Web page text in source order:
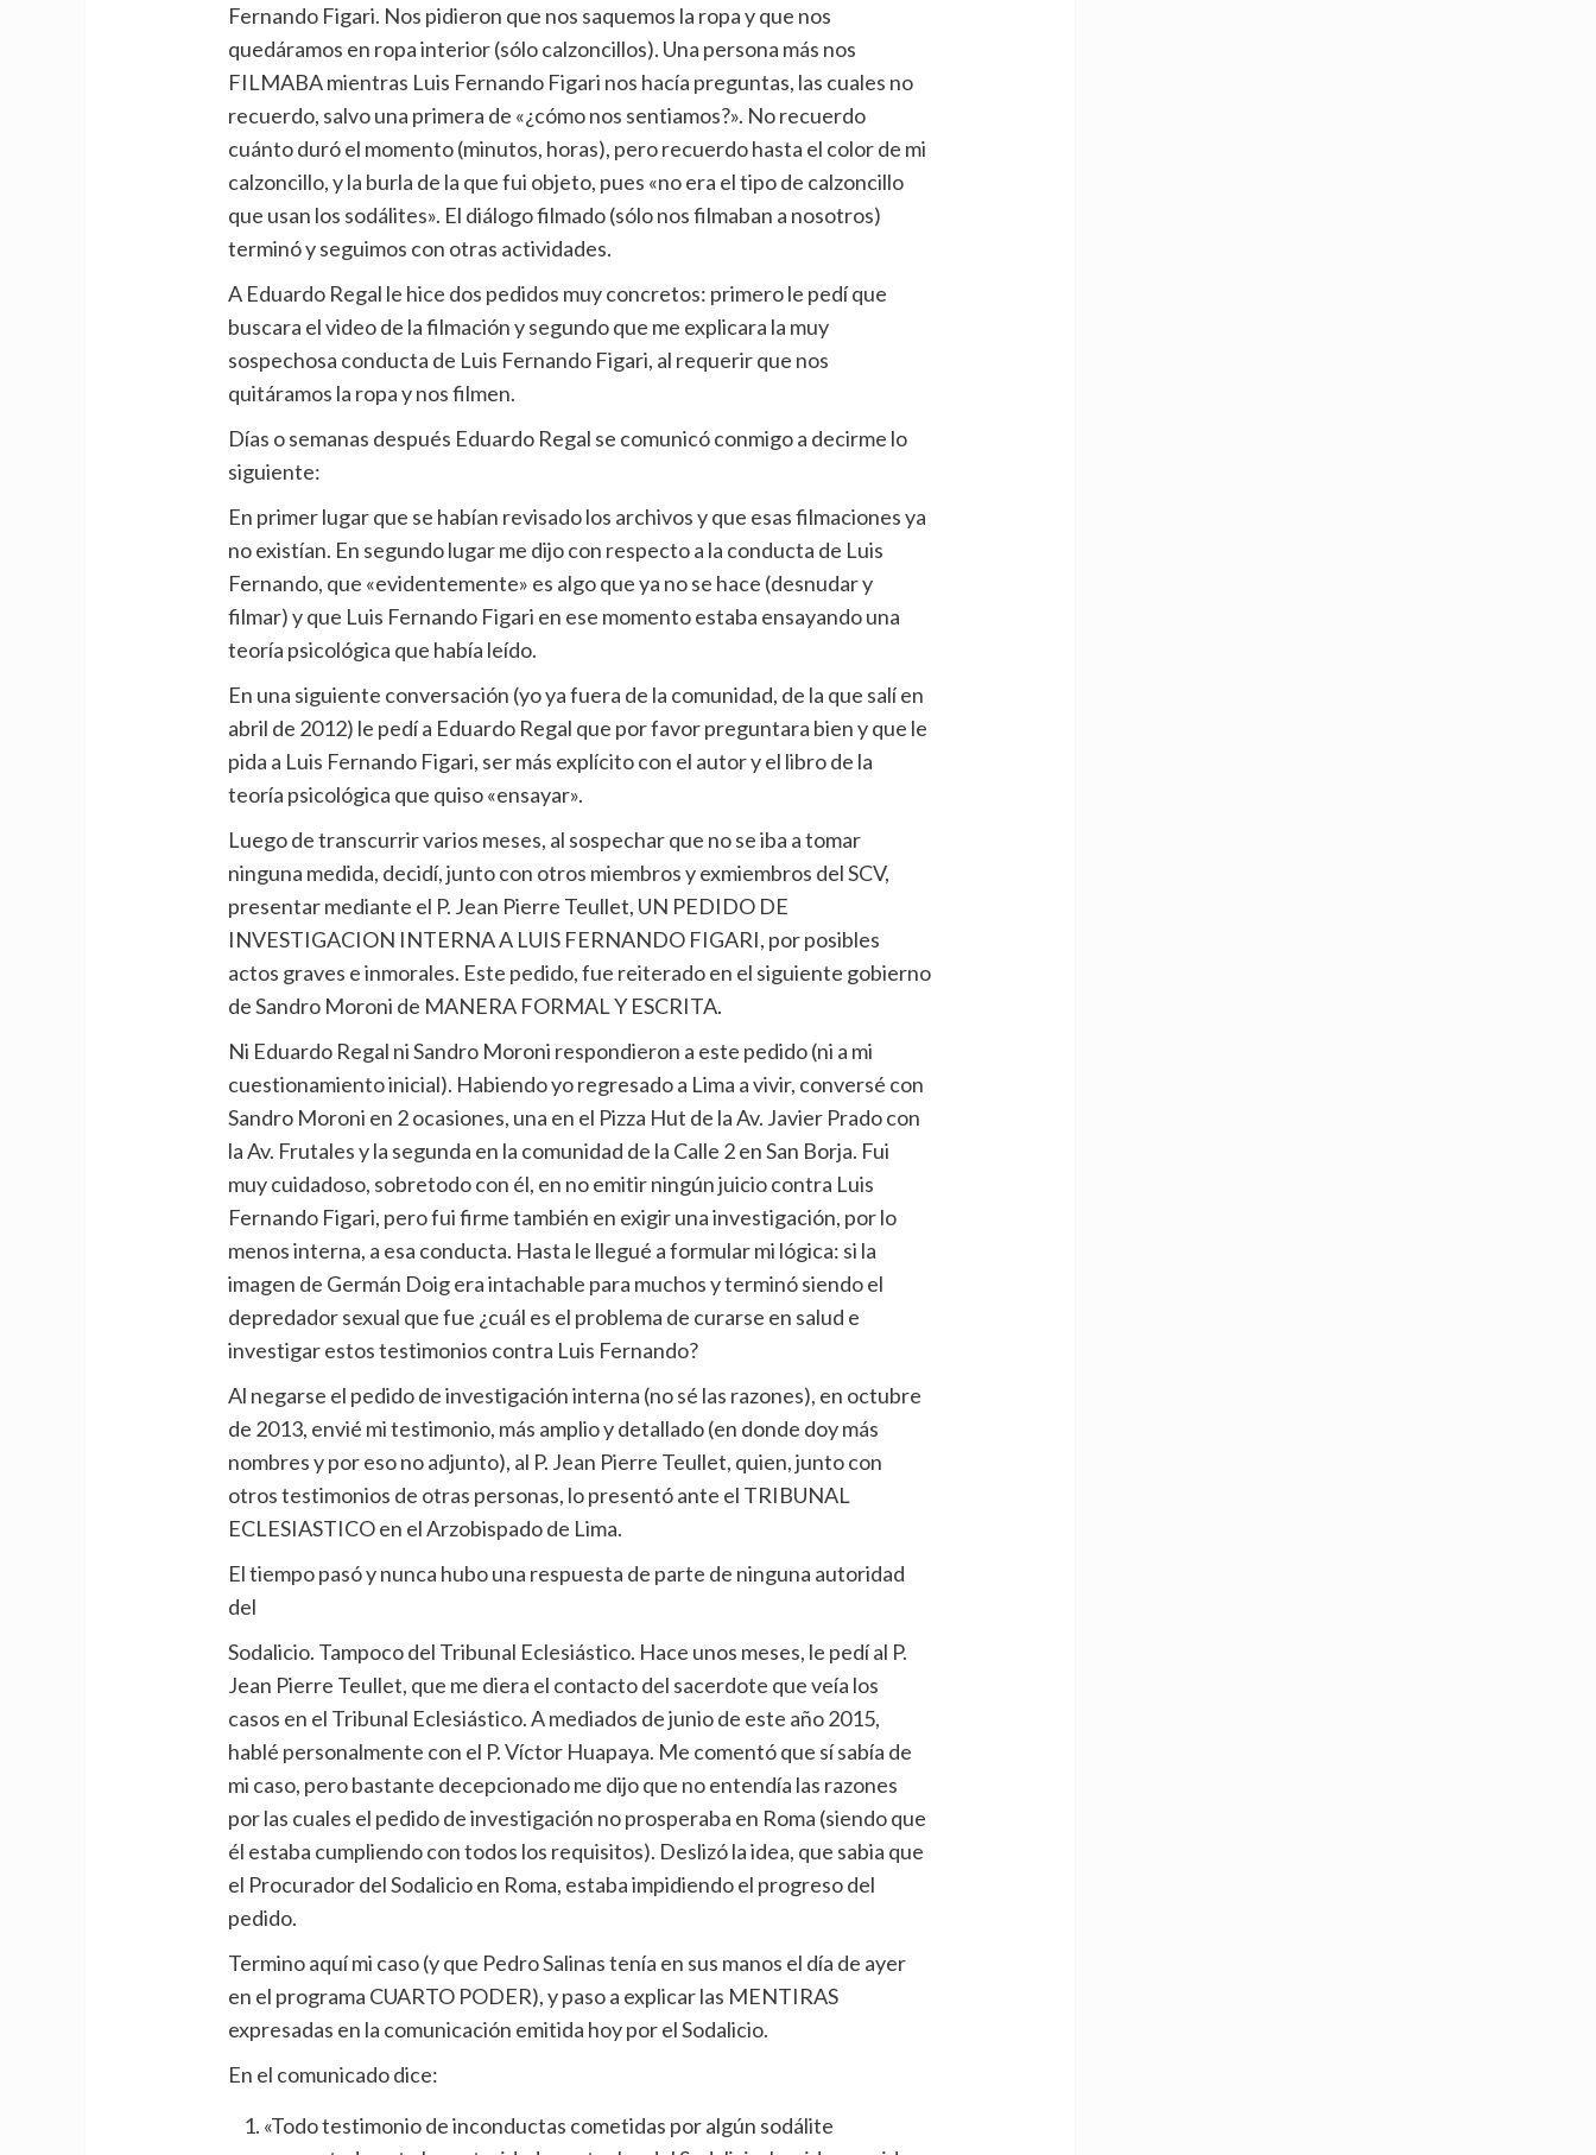
Fernando Figari. Nos pidieron que nos saquemos la ropa y que nos
quedáramos en ropa interior (sólo calzoncillos). Una persona más nos
FILMABA mientras Luis Fernando Figari nos hacía preguntas, las cuales no
recuerdo, salvo una primera de «¿cómo nos sentiamos?». No recuerdo
cuánto duró el momento (minutos, horas), pero recuerdo hasta el color de mi
calzoncillo, y la burla de la que fui objeto, pues «no era el tipo de calzoncillo
que usan los sodálites». El diálogo filmado (sólo nos filmaban a nosotros)
terminó y seguimos con otras actividades.
A Eduardo Regal le hice dos pedidos muy concretos: primero le pedí que
buscara el video de la filmación y segundo que me explicara la muy
sospechosa conducta de Luis Fernando Figari, al requerir que nos
quitáramos la ropa y nos filmen.
Días o semanas después Eduardo Regal se comunicó conmigo a decirme lo
siguiente:
En primer lugar que se habían revisado los archivos y que esas filmaciones ya
no existían. En segundo lugar me dijo con respecto a la conducta de Luis
Fernando, que «evidentemente» es algo que ya no se hace (desnudar y
filmar) y que Luis Fernando Figari en ese momento estaba ensayando una
teoría psicológica que había leído.
En una siguiente conversación (yo ya fuera de la comunidad, de la que salí en
abril de 2012) le pedí a Eduardo Regal que por favor preguntara bien y que le
pida a Luis Fernando Figari, ser más explícito con el autor y el libro de la
teoría psicológica que quiso «ensayar».
Luego de transcurrir varios meses, al sospechar que no se iba a tomar
ninguna medida, decidí, junto con otros miembros y exmiembros del SCV,
presentar mediante el P. Jean Pierre Teullet, UN PEDIDO DE
INVESTIGACION INTERNA A LUIS FERNANDO FIGARI, por posibles
actos graves e inmorales. Este pedido, fue reiterado en el siguiente gobierno
de Sandro Moroni de MANERA FORMAL Y ESCRITA.
Ni Eduardo Regal ni Sandro Moroni respondieron a este pedido (ni a mi
cuestionamiento inicial). Habiendo yo regresado a Lima a vivir, conversé con
Sandro Moroni en 2 ocasiones, una en el Pizza Hut de la Av. Javier Prado con
la Av. Frutales y la segunda en la comunidad de la Calle 2 en San Borja. Fui
muy cuidadoso, sobretodo con él, en no emitir ningún juicio contra Luis
Fernando Figari, pero fui firme también en exigir una investigación, por lo
menos interna, a esa conducta. Hasta le llegué a formular mi lógica: si la
imagen de Germán Doig era intachable para muchos y terminó siendo el
depredador sexual que fue ¿cuál es el problema de curarse en salud e
investigar estos testimonios contra Luis Fernando?
Al negarse el pedido de investigación interna (no sé las razones), en octubre
de 2013, envié mi testimonio, más amplio y detallado (en donde doy más
nombres y por eso no adjunto), al P. Jean Pierre Teullet, quien, junto con
otros testimonios de otras personas, lo presentó ante el TRIBUNAL
ECLESIASTICO en el Arzobispado de Lima.
El tiempo pasó y nunca hubo una respuesta de parte de ninguna autoridad
del
Sodalicio. Tampoco del Tribunal Eclesiástico. Hace unos meses, le pedí al P.
Jean Pierre Teullet, que me diera el contacto del sacerdote que veía los
casos en el Tribunal Eclesiástico. A mediados de junio de este año 2015,
hablé personalmente con el P. Víctor Huapaya. Me comentó que sí sabía de
mi caso, pero bastante decepcionado me dijo que no entendía las razones
por las cuales el pedido de investigación no prosperaba en Roma (siendo que
él estaba cumpliendo con todos los requisitos). Deslizó la idea, que sabia que
el Procurador del Sodalicio en Roma, estaba impidiendo el progreso del
pedido.
Termino aquí mi caso (y que Pedro Salinas tenía en sus manos el día de ayer
en el programa CUARTO PODER), y paso a explicar las MENTIRAS
expresadas en la comunicación emitida hoy por el Sodalicio.
En el comunicado dice:
«Todo testimonio de inconductas cometidas por algún sodálite